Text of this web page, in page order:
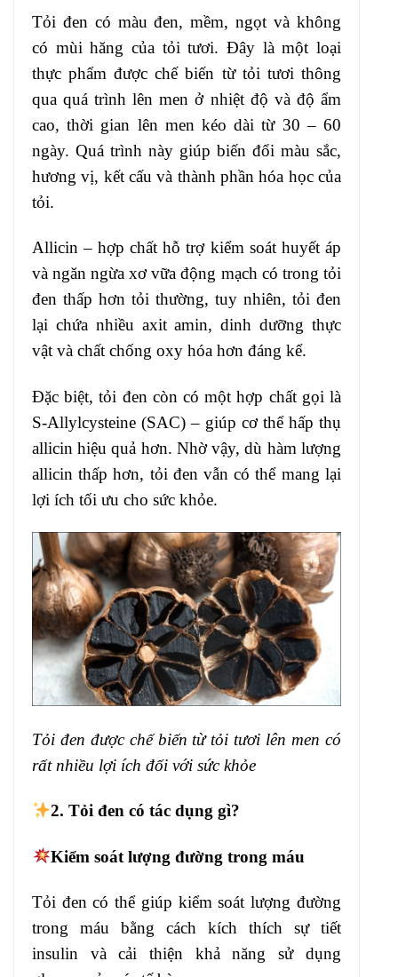
Tỏi đen có màu đen, mềm, ngọt và không
có mùi hăng của tỏi tươi. Đây là một loại
thực phẩm được chế biến từ tỏi tươi thông
qua quá trình lên men ở nhiệt độ và độ ẩm
cao, thời gian lên men kéo dài từ 30 – 60
ngày. Quá trình này giúp biến đổi màu sắc,
hương vị, kết cấu và thành phần hóa học của
tỏi.
Allicin – hợp chất hỗ trợ kiểm soát huyết áp
và ngăn ngừa xơ vữa động mạch có trong tỏi
đen thấp hơn tỏi thường, tuy nhiên, tỏi đen
lại chứa nhiều axit amin, dinh dưỡng thực
vật và chất chống oxy hóa hơn đáng kể.
Đặc biệt, tỏi đen còn có một hợp chất gọi là
S-Allylcysteine (SAC) – giúp cơ thể hấp thụ
allicin hiệu quả hơn. Nhờ vậy, dù hàm lượng
allicin thấp hơn, tỏi đen vẫn có thể mang lại
lợi ích tối ưu cho sức khỏe.
Tỏi đen được chế biến từ tỏi tươi lên men có
rất nhiều lợi ích đối với sức khỏe
2.Tỏi đen có tác dụng gì?
Kiểm soát lượng đường trong máu
Tỏi đen có thể giúp kiểm soát lượng đường
trong máu bằng cách kích thích sự tiết
insulin và cải thiện khả năng sử dụng